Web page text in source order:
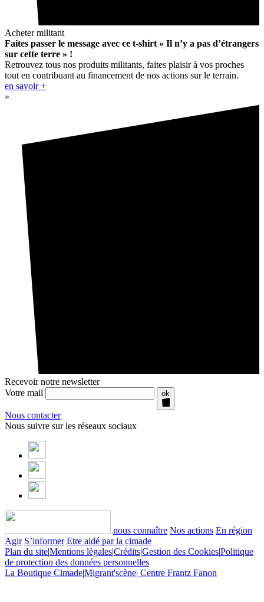
Acheter militant
Faites passer le message avec ce t-shirt « Il n’y a pas d’étrangers
sur cette terre » !
Retrouvez tous nos produits militants, faites plaisir à vos proches
tout en contribuant au financement de nos actions sur le terrain.
en savoir +
»
Recevoir notre newsletter
Votre mail
ok
Nous contacter
Nous suivre sur les réseaux sociaux
nous connaître Nos actions En région
Agir S’informer Etre aidé par la cimade
Plan du site|Mentions légales|Crédits|Gestion des Cookies|Politique
de protection des données personnelles
La Boutique Cimade|Migrant'scène| Centre Frantz Fanon